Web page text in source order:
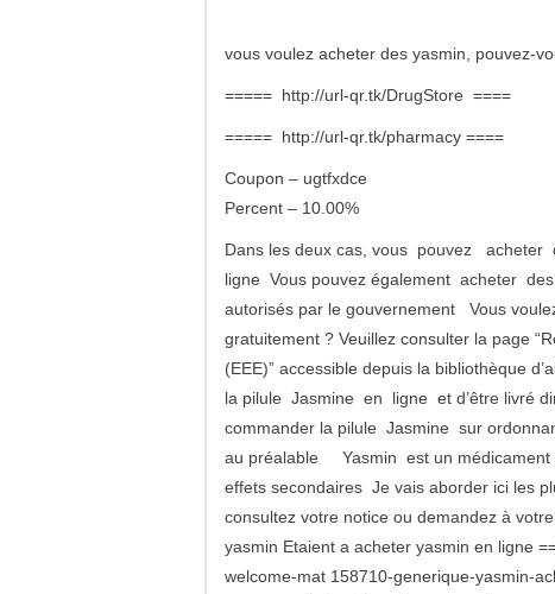
vous voulez acheter des yasmin, pouvez-
===== http://url-qr.tk/DrugStore ====
===== http://url-qr.tk/pharmacy ====
Coupon – ugtfxdce
Percent – 10.00%
Dans les deux cas, vous pouvez acheter
ligne Vous pouvez également acheter
autorisés par le gouvernement Vous
gratuitement ? Veuillez consulter la page
(EEE)” accessible depuis la bibliothèque
la pilule Jasmine en ligne et d’être livré
commander la pilule Jasmine sur
au préalable Yasmin est un médicament
effets secondaires Je vais aborder ici les
consultez votre notice ou demandez à
yasmin Etaient a acheter yasmin en ligne
welcome-mat 158710-generique-yasmin-